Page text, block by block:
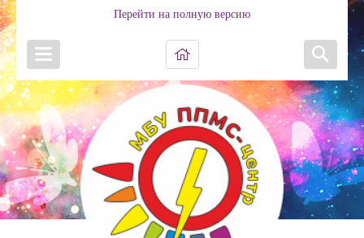
Перейти на полную версию